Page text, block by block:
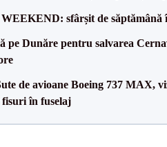
sfârșit de săptămână
pe Dunăre pentru salvarea
de avioane Boeing 737 MAX,
în fuselaj